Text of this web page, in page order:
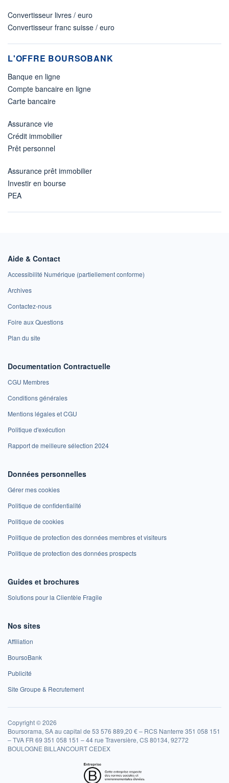
Convertisseur livres / euro
Convertisseur franc suisse / euro
L'OFFRE BOURSOBANK
Banque en ligne
Compte bancaire en ligne
Carte bancaire
Assurance vie
Crédit immobilier
Prêt personnel
Assurance prêt immobilier
Investir en bourse
PEA
Aide & Contact
Accessibilité Numérique (partiellement conforme)
Archives
Contactez-nous
Foire aux Questions
Plan du site
Documentation Contractuelle
CGU Membres
Conditions générales
Mentions légales et CGU
Politique d'exécution
Rapport de meilleure sélection 2024
Données personnelles
Gérer mes cookies
Politique de confidentialité
Politique de cookies
Politique de protection des données membres et visiteurs
Politique de protection des données prospects
Guides et brochures
Solutions pour la Clientèle Fragile
Nos sites
Affiliation
BoursoBank
Publicité
Site Groupe & Recrutement
Copyright © 2026
Boursorama, SA au capital de 53 576 889,20 € – RCS Nanterre 351 058 151
– TVA FR 69 351 058 151 – 44 rue Traversière, CS 80134, 92772
BOULOGNE BILLANCOURT CEDEX